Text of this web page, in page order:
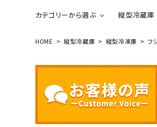
カテゴリーから選ぶ
ショーケース
縦型冷蔵庫
ブラストチラー・ショックフ
リーザー
ドロワータイプ・他
65kg
ワインセラー・ワインクーラ
ー
HOME 縦型冷蔵庫 縦型冷凍庫 フ